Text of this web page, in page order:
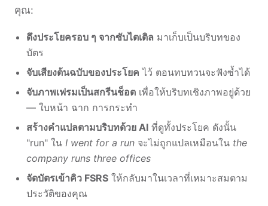
คุณ:
ดึงประโยครอบ ๆ จากซับไตเติล มาเก็บเป็นบริบทของ
บัตร
จับเสียงต้นฉบับของประโยค ไว้ ตอนทบทวนจะฟังซ้ำได้
จับภาพเฟรมเป็นสกรีนช็อต เพื่อให้บริบทเชิงภาพอยู่ด้วย
— ใบหน้า ฉาก การกระทำ
สร้างคำแปลตามบริบทด้วย AI ที่ดูทั้งประโยค ดังนั้น
"run" ใน I went for a run จะไม่ถูกแปลเหมือนใน the
company runs three offices
จัดบัตรเข้าคิว FSRS ให้กลับมาในเวลาที่เหมาะสมตาม
ประวัติของคุณ